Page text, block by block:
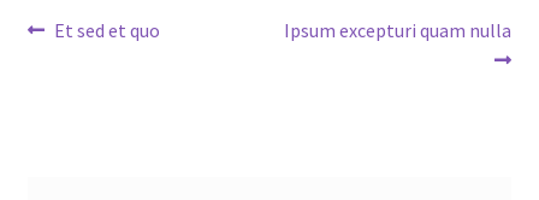
Post
Previous
Et sed et quo
Next
Ipsum excepturi quam nulla